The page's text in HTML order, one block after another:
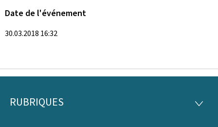
Date de l'événement
30.03.2018 16:32
Pied
RUBRIQUES